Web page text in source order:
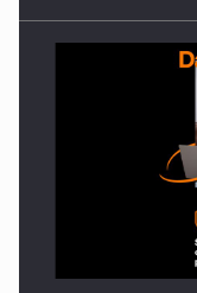
PUTTING
INTERNATIONAL